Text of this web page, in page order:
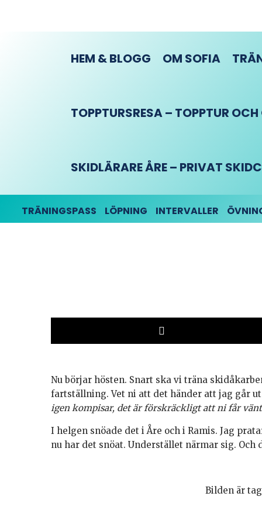
HEM & BLOGG OM SOFIA
TOPPTURSRESA – TOPPTUR
SKIDLÄRARE ÅRE – PRIVAT
TRÄNINGSPASS LÖPNING INTERVALLER
Nu börjar hösten. Snart ska vi träna
fartställning. Vet ni att det händer att jag går
igen kompisar, det är förskräckligt att ni får
I helgen snöade det i Åre och i Ramis. Jag
nu har det snöat. Understället närmar sig. Och
Bilden är